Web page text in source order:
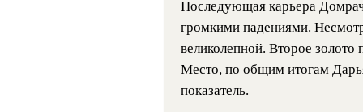
Последующая карьера
громкими падениями.
великолепной. Второе
Место, по общим итогам
показатель.